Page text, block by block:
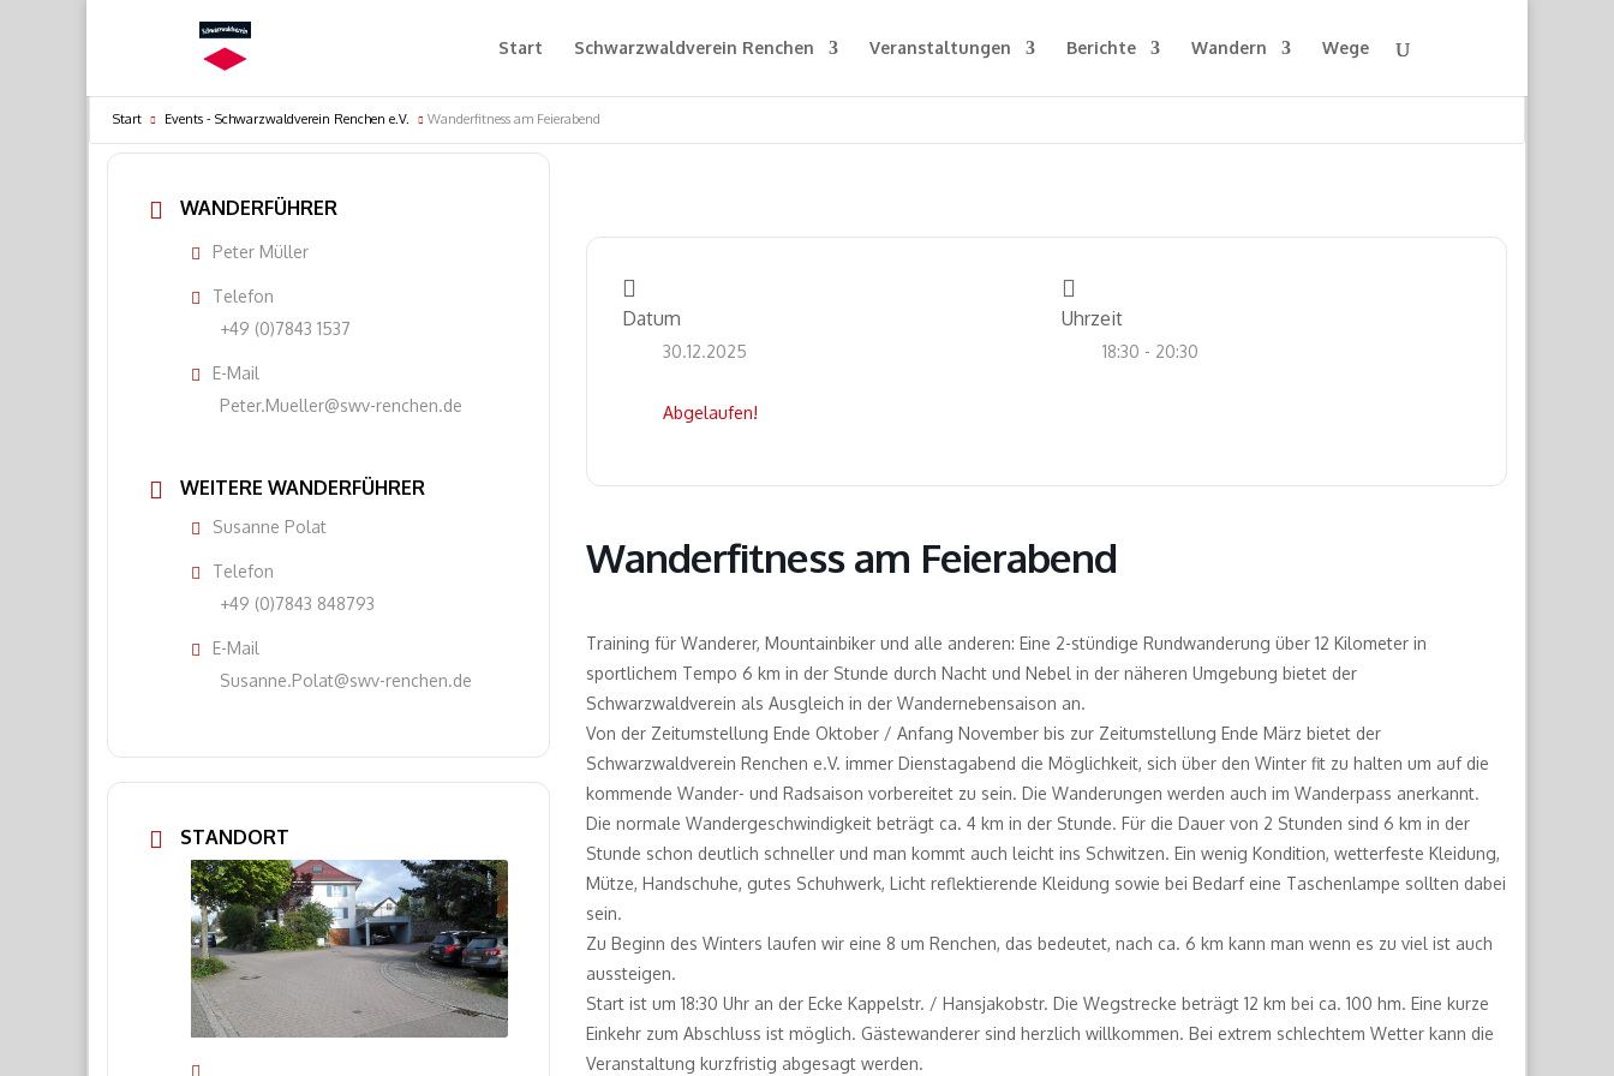
Start Schwarzwaldverein Renchen Veranstaltungen Berichte Wandern Wege
Start Events - Schwarzwaldverein Renchen e.V. Wanderfitness am Feierabend
WANDERFÜHRER
Peter Müller
Telefon
+49 (0)7843 1537
E-Mail
Peter.Mueller@swv-renchen.de
WEITERE WANDERFÜHRER
Susanne Polat
Telefon
+49 (0)7843 848793
E-Mail
Susanne.Polat@swv-renchen.de
STANDORT
Datum
30.12.2025
Abgelaufen!
Uhrzeit
18:30 - 20:30
Wanderfitness am Feierabend
Training für Wanderer, Mountainbiker und alle anderen: Eine 2-stündige Rundwanderung über 12 Kilometer in
sportlichem Tempo 6 km in der Stunde durch Nacht und Nebel in der näheren Umgebung bietet der
Schwarzwaldverein als Ausgleich in der Wandernebensaison an.
Von der Zeitumstellung Ende Oktober / Anfang November bis zur Zeitumstellung Ende März bietet der
Schwarzwaldverein Renchen e.V. immer Dienstagabend die Möglichkeit, sich über den Winter fit zu halten um auf die
kommende Wander- und Radsaison vorbereitet zu sein. Die Wanderungen werden auch im Wanderpass anerkannt.
Die normale Wandergeschwindigkeit beträgt ca. 4 km in der Stunde. Für die Dauer von 2 Stunden sind 6 km in der
Stunde schon deutlich schneller und man kommt auch leicht ins Schwitzen. Ein wenig Kondition, wetterfeste Kleidung,
Mütze, Handschuhe, gutes Schuhwerk, Licht reflektierende Kleidung sowie bei Bedarf eine Taschenlampe sollten dabei
sein.
Zu Beginn des Winters laufen wir eine 8 um Renchen, das bedeutet, nach ca. 6 km kann man wenn es zu viel ist auch
aussteigen.
Start ist um 18:30 Uhr an der Ecke Kappelstr. / Hansjakobstr. Die Wegstrecke beträgt 12 km bei ca. 100 hm. Eine kurze
Einkehr zum Abschluss ist möglich. Gästewanderer sind herzlich willkommen. Bei extrem schlechtem Wetter kann die
Veranstaltung kurzfristig abgesagt werden.